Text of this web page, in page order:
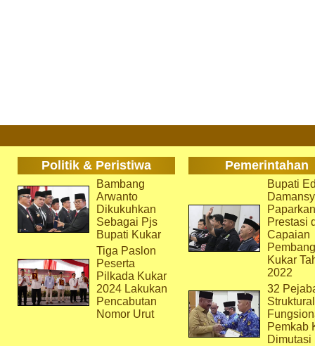
Politik & Peristiwa Pemerintahan
Bambang
Arwanto
Dikukuhkan
Sebagai Pjs
Bupati Kukar
Tiga Paslon
Peserta
Pilkada Kukar
2024 Lakukan
Pencabutan
Nomor Urut
Bupati
Paparkan
Prestasi
Capaian
Kukar
2022
32
Pemkab
Dimutasi